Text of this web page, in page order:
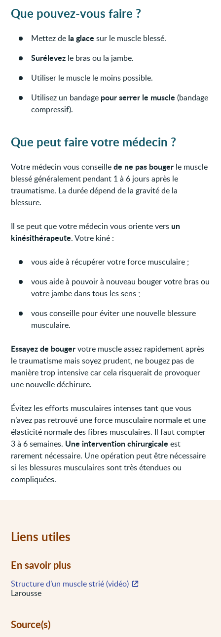
Que pouvez-vous faire ?
Mettez de la glace sur le muscle blessé.
Surélevez le bras ou la jambe.
Utiliser le muscle le moins possible.
Utilisez un bandage pour serrer le muscle (bandage
compressif).
Que peut faire votre médecin ?
Votre médecin vous conseillede ne pas bouger le muscle
blessé généralement pendant 1 à 6 jours après le
traumatisme. La durée dépend de la gravité de la
blessure.
Il se peut que votre médecin vous oriente vers un
kinésithérapeute. Votre kiné :
vous aide à récupérer votre force musculaire ;
vous aide à pouvoir à nouveau bouger votre bras ou
votre jambe dans tous les sens ;
vous conseille pour éviter une nouvelle blessure
musculaire.
Essayez de bougervotre muscle assez rapidement après
le traumatisme mais soyez prudent, ne bougez pas de
manière trop intensive car cela risquerait de provoquer
une nouvelle déchirure.
Évitez les efforts musculaires intenses tant que vous
n’avez pas retrouvé une force musculaire normale et une
élasticité normale des fibres musculaires. Il faut compter
3 à 6 semaines. Une intervention chirurgicale est
rarement nécessaire. Une opération peut être nécessaire
si les blessures musculaires sont très étendues ou
compliquées.
Liens utiles
En savoir plus
Structure d’un muscle strié (vidéo)
Larousse
Source(s)